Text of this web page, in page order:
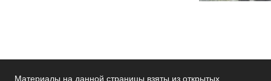
Материалы на данной страницы взяты из открытых